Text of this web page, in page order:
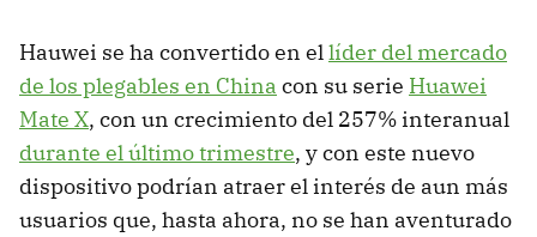
Hauwei se ha convertido en ellíder del mercado
de los plegables en China con su serie Huawei
Mate X, con un crecimiento del 257% interanual
durante el último trimestre, y con este nuevo
dispositivo podrían atraer el interés de aun más
usuarios que, hasta ahora, no se han aventurado